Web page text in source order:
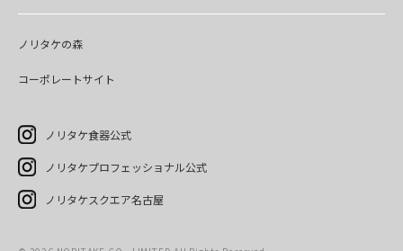
ノリタケの森
コーポレートサイト
ノリタケ食器公式
ノリタケプロフェッショナル公式
ノリタケスクエア名古屋